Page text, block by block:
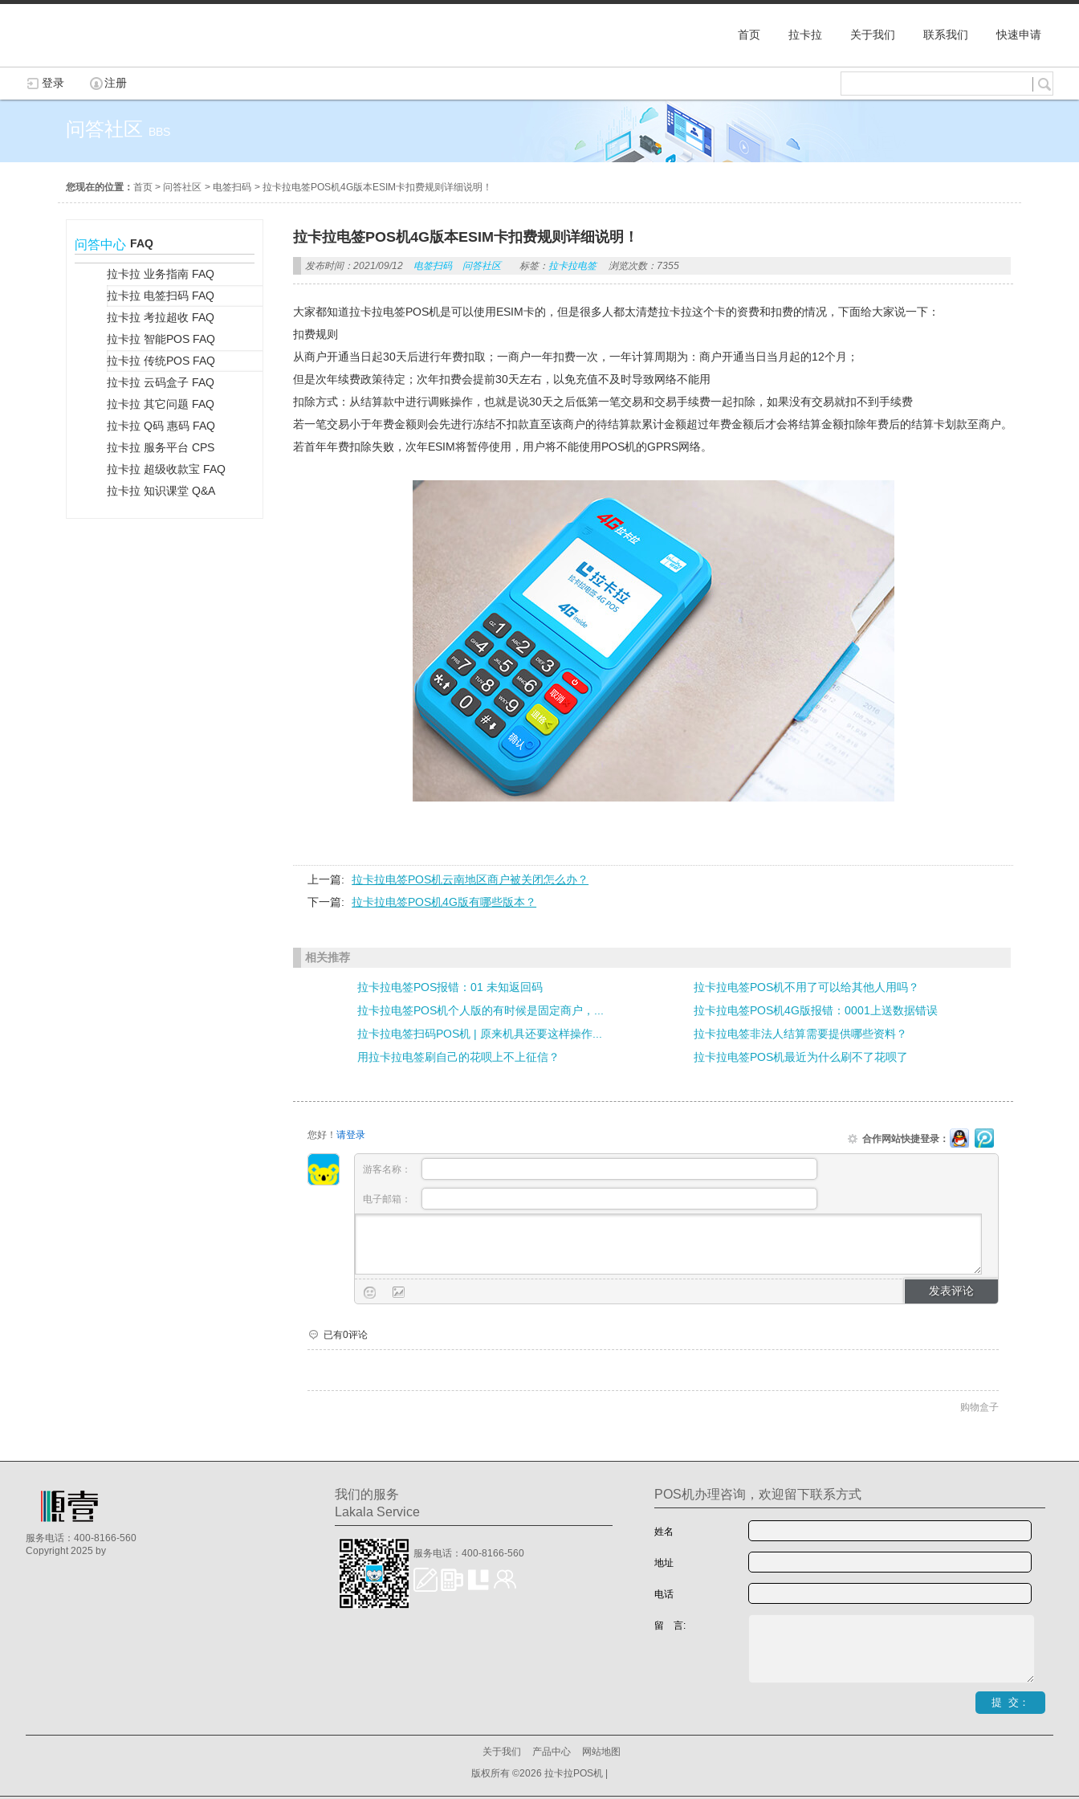
首页 拉卡拉 关于我们 联系我们 快速申请
登录 注册
问答社区 BBS
您现在的位置： 首页 > 问答社区 > 电签扫码 > 拉卡拉电签POS机4G版本ESIM卡扣费规则详细说明！
问答中心 FAQ
拉卡拉 业务指南 FAQ
拉卡拉 电签扫码 FAQ
拉卡拉 考拉超收 FAQ
拉卡拉 智能POS FAQ
拉卡拉 传统POS FAQ
拉卡拉 云码盒子 FAQ
拉卡拉 其它问题 FAQ
拉卡拉 Q码 惠码 FAQ
拉卡拉 服务平台 CPS
拉卡拉 超级收款宝 FAQ
拉卡拉 知识课堂 Q&A
拉卡拉电签POS机4G版本ESIM卡扣费规则详细说明！
发布时间：2021/09/12 电签扫码 问答社区 标签： 拉卡拉电签 浏览次数：7355
大家都知道拉卡拉电签POS机是可以使用ESIM卡的，但是很多人都太清楚拉卡拉这个卡的资费和扣费的情况，下面给大家说一下：
扣费规则
从商户开通当日起30天后进行年费扣取；一商户一年扣费一次，一年计算周期为：商户开通当日当月起的12个月；
但是次年续费政策待定；次年扣费会提前30天左右，以免充值不及时导致网络不能用
扣除方式：从结算款中进行调账操作，也就是说30天之后低第一笔交易和交易手续费一起扣除，如果没有交易就扣不到手续费
若一笔交易小于年费金额则会先进行冻结不扣款直至该商户的待结算款累计金额超过年费金额后才会将结算金额扣除年费后的结算卡划款至商户。
若首年年费扣除失败，次年ESIM将暂停使用，用户将不能使用POS机的GPRS网络。
上一篇:
拉卡拉电签POS机云南地区商户被关闭怎么办？
下一篇:
拉卡拉电签POS机4G版有哪些版本？
相关推荐
拉卡拉电签POS报错：01 未知返回码
拉卡拉电签POS机不用了可以给其他人用吗？
拉卡拉电签POS机个人版的有时候是固定商户，...
拉卡拉电签POS机4G版报错：0001上送数据错误
拉卡拉电签扫码POS机 | 原来机具还要这样操作...
拉卡拉电签非法人结算需要提供哪些资料？
用拉卡拉电签刷自己的花呗上不上征信？
拉卡拉电签POS机最近为什么刷不了花呗了
您好！请登录 合作网站快捷登录：
游客名称：
电子邮箱：
已有0评论
购物盒子
服务电话：400-8166-560
Copyright 2025 by
我们的服务
Lakala Service
服务电话：400-8166-560
POS机办理咨询，欢迎留下联系方式
姓名
地址
电话
留 言:
关于我们 产品中心
网站地图
版权所有 ©2026 拉卡拉POS机 |